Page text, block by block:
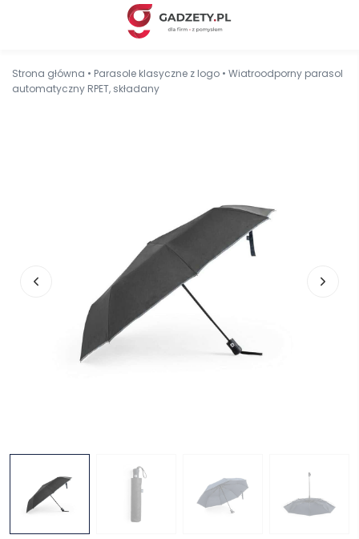
Strona główna • Parasole klasyczne z logo • Wiatroodporny parasol
automatyczny RPET, składany